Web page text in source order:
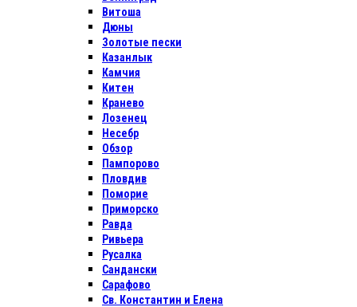
Витоша
Дюны
Золотые пески
Казанлык
Камчия
Китен
Кранево
Лозенец
Несебр
Обзор
Пампорово
Пловдив
Поморие
Приморско
Равда
Ривьера
Русалка
Сандански
Сарафово
Св. Константин и Елена